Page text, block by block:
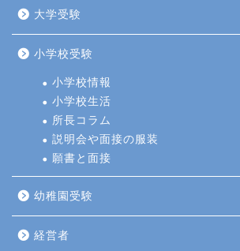
大学受験
小学校受験
小学校情報
小学校生活
所長コラム
説明会や面接の服装
願書と面接
幼稚園受験
経営者